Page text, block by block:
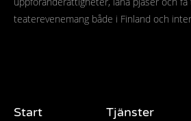
teaterevenemang både i Finland och
Start Tjänster